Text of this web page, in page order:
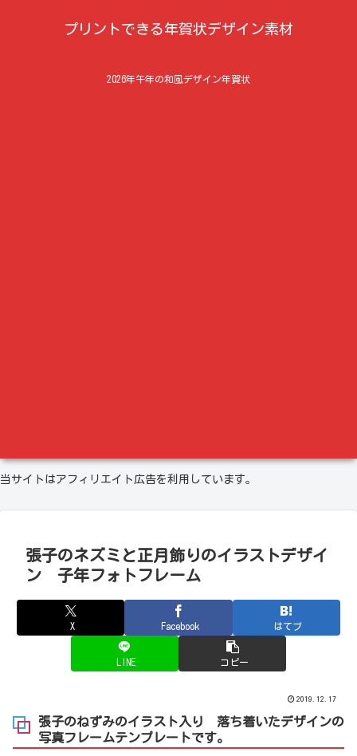
プリントできる年賀状デザイン素材
2026年午年の和風デザイン年賀状
当サイトはアフィリエイト広告を利用しています。
張子のネズミと正月飾りのイラストデザイ
ン 子年フォトフレーム
X Facebook はてブ
LINE コピー
2019.12.17
張子のねずみのイラスト入り 落ち着いたデザインの
写真フレームテンプレートです。